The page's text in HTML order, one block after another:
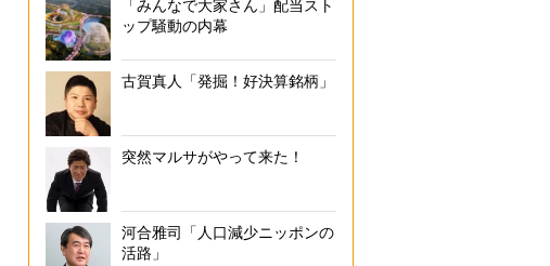
「みんなで大家さん」配当スト
ップ騒動の内幕
古賀真人「発掘！好決算銘柄」
突然マルサがやって来た！
河合雅司「人口減少ニッポンの
活路」